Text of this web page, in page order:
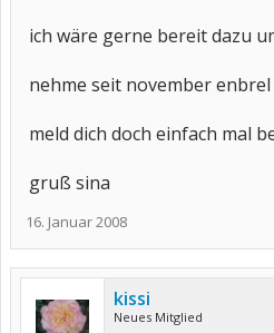
ich wäre gerne bereit dazu
nehme seit november
meld dich doch einfach mal
gruß sina
16. Januar 2008
kissi
Neues Mitglied